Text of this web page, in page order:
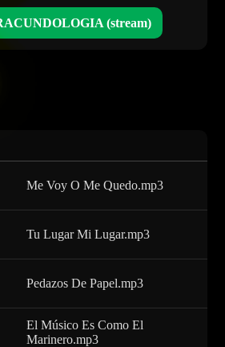
(stream)
Me Voy O Me Quedo.mp3
Tu Lugar Mi Lugar.mp3
Pedazos De Papel.mp3
El Músico Es Como El
Marinero.mp3